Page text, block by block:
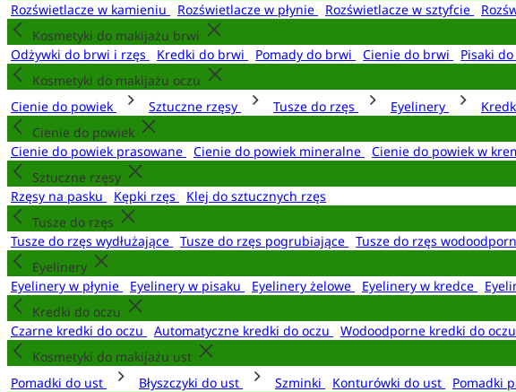
Rozświetlacze w kamieniu
Rozświetlacze w płynie Rozświetlacze w sztyfcie
Kosmetyki do makijażu brwi
Odżywki do brwi i rzęs
Kredki do brwi Pomady do brwi Cienie do brwi Pisaki
Kosmetyki do makijażu oczu
Cienie do powiek
Sztuczne rzęsy Tusze do rzęs Eyelinery
Cienie do powiek
Cienie do powiek prasowane
Cienie do powiek mineralne Cienie do powiek w
Sztuczne rzęsy
Rzęsy na pasku
Kępki rzęs
Klej do sztucznych rzęs
Tusze do rzęs
Tusze do rzęs wydłużające
Tusze do rzęs pogrubiające Tusze do rzęs
Eyelinery
Eyelinery w płynie
Eyelinery w pisaku Eyelinery żelowe Eyelinery w kredce
Kredki do oczu
Czarne kredki do oczu
Automatyczne kredki do oczu Wodoodporne kredki do oczu
Kosmetyki do makijażu ust
Pomadki do ust
Błyszczyki do ust Szminki Konturówki do ust Pomadki